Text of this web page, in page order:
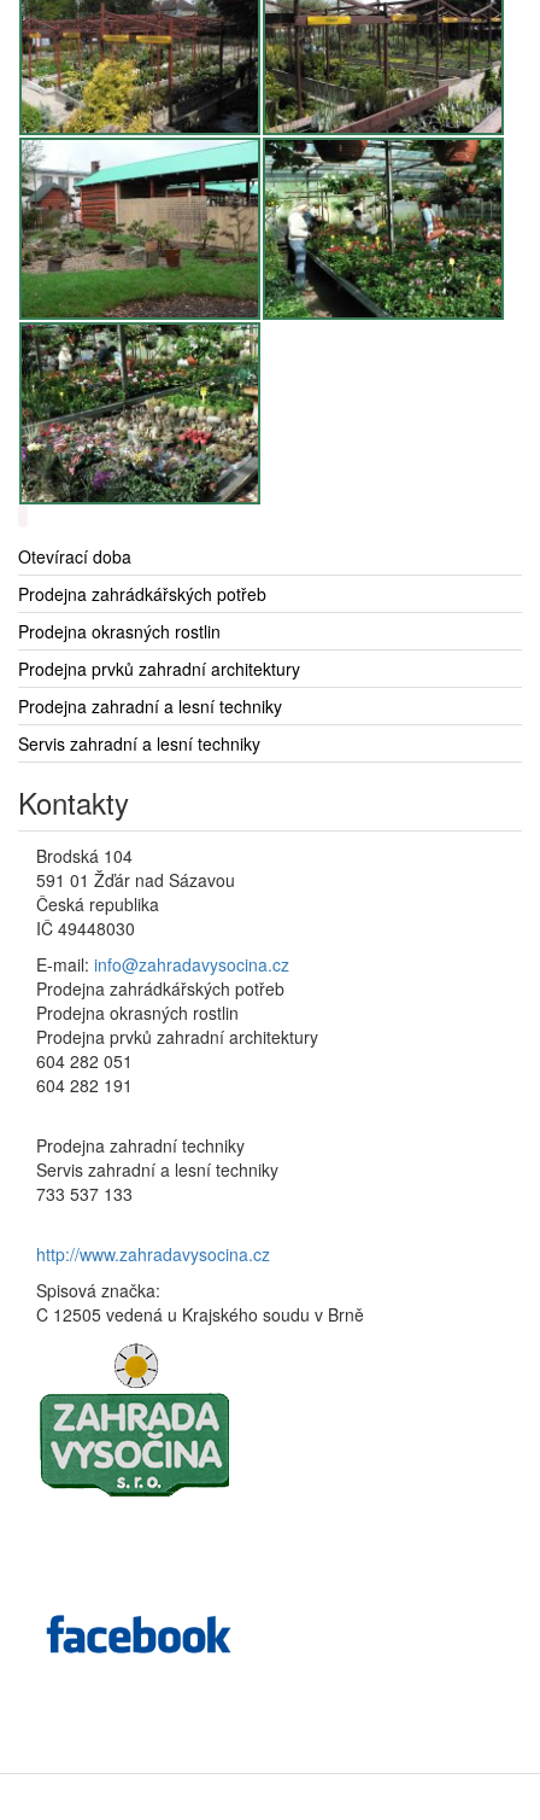
Otevírací doba
Prodejna zahrádkářských potřeb
Prodejna okrasných rostlin
Prodejna prvků zahradní architektury
Prodejna zahradní a lesní techniky
Servis zahradní a lesní techniky
Kontakty
Brodská 104
591 01 Žďár nad Sázavou
Česká republika
IČ 49448030
E-mail: info@zahradavysocina.cz
Prodejna zahrádkářských potřeb
Prodejna okrasných rostlin
Prodejna prvků zahradní architektury
604 282 051
604 282 191
Prodejna zahradní techniky
Servis zahradní a lesní techniky
733 537 133
http://www.zahradavysocina.cz
Spisová značka:
C 12505 vedená u Krajského soudu v Brně